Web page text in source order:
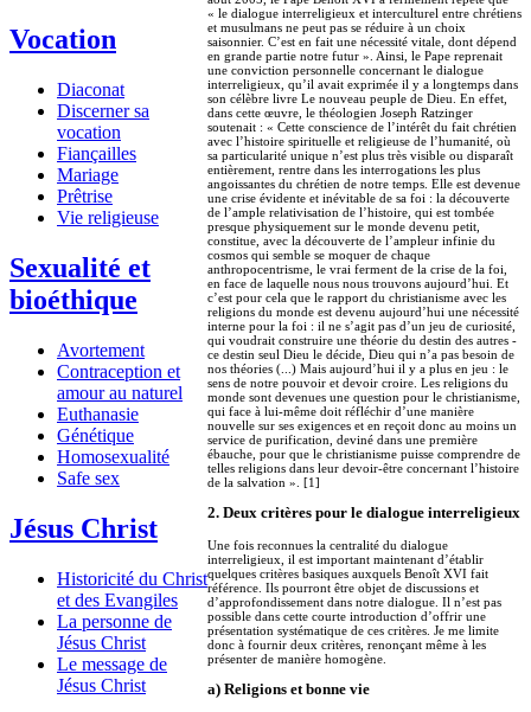
Vocation
Diaconat
Discerner sa
vocation
Fiançailles
Mariage
Prêtrise
Vie religieuse
Sexualité et
bioéthique
Avortement
Contraception et
amour au naturel
Euthanasie
Génétique
Homosexualité
Safe sex
Jésus Christ
Historicité du Christ
et des Evangiles
La personne de
Jésus Christ
Le message de
Jésus Christ
« le dialogue interreligieux et interculturel entre chrétiens
et musulmans ne peut pas se réduire à un choix
saisonnier. C’est en fait une nécessité vitale, dont dépend
en grande partie notre futur ». Ainsi, le Pape reprenait
une conviction personnelle concernant le dialogue
interreligieux, qu’il avait exprimée il y a longtemps dans
son célèbre livre Le nouveau peuple de Dieu. En effet,
dans cette œuvre, le théologien Joseph Ratzinger
soutenait : « Cette conscience de l’intérêt du fait chrétien
avec l’histoire spirituelle et religieuse de l’humanité, où
sa particularité unique n’est plus très visible ou disparaît
entièrement, rentre dans les interrogations les plus
angoissantes du chrétien de notre temps. Elle est devenue
une crise évidente et inévitable de sa foi : la découverte
de l’ample relativisation de l’histoire, qui est tombée
presque physiquement sur le monde devenu petit,
constitue, avec la découverte de l’ampleur infinie du
cosmos qui semble se moquer de chaque
anthropocentrisme, le vrai ferment de la crise de la foi,
en face de laquelle nous nous trouvons aujourd’hui. Et
c’est pour cela que le rapport du christianisme avec les
religions du monde est devenu aujourd’hui une nécessité
interne pour la foi : il ne s’agit pas d’un jeu de curiosité,
qui voudrait construire une théorie du destin des autres -
ce destin seul Dieu le décide, Dieu qui n’a pas besoin de
nos théories (...) Mais aujourd’hui il y a plus en jeu : le
sens de notre pouvoir et devoir croire. Les religions du
monde sont devenues une question pour le christianisme,
qui face à lui-même doit réfléchir d’une manière
nouvelle sur ses exigences et en reçoit donc au moins un
service de purification, deviné dans une première
ébauche, pour que le christianisme puisse comprendre de
telles religions dans leur devoir-être concernant l’histoire
de la salvation ». [1]
2. Deux critères pour le dialogue interreligieux
Une fois reconnues la centralité du dialogue
interreligieux, il est important maintenant d’établir
quelques critères basiques auxquels Benoît XVI fait
référence. Ils pourront être objet de discussions et
d’approfondissement dans notre dialogue. Il n’est pas
possible dans cette courte introduction d’offrir une
présentation systématique de ces critères. Je me limite
donc à fournir deux critères, renonçant même à les
présenter de manière homogène.
a) Religions et bonne vie